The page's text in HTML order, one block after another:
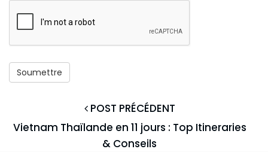
POST PRÉCÉDENT
Vietnam Thaïlande en 11 jours : Top Itineraries
& Conseils